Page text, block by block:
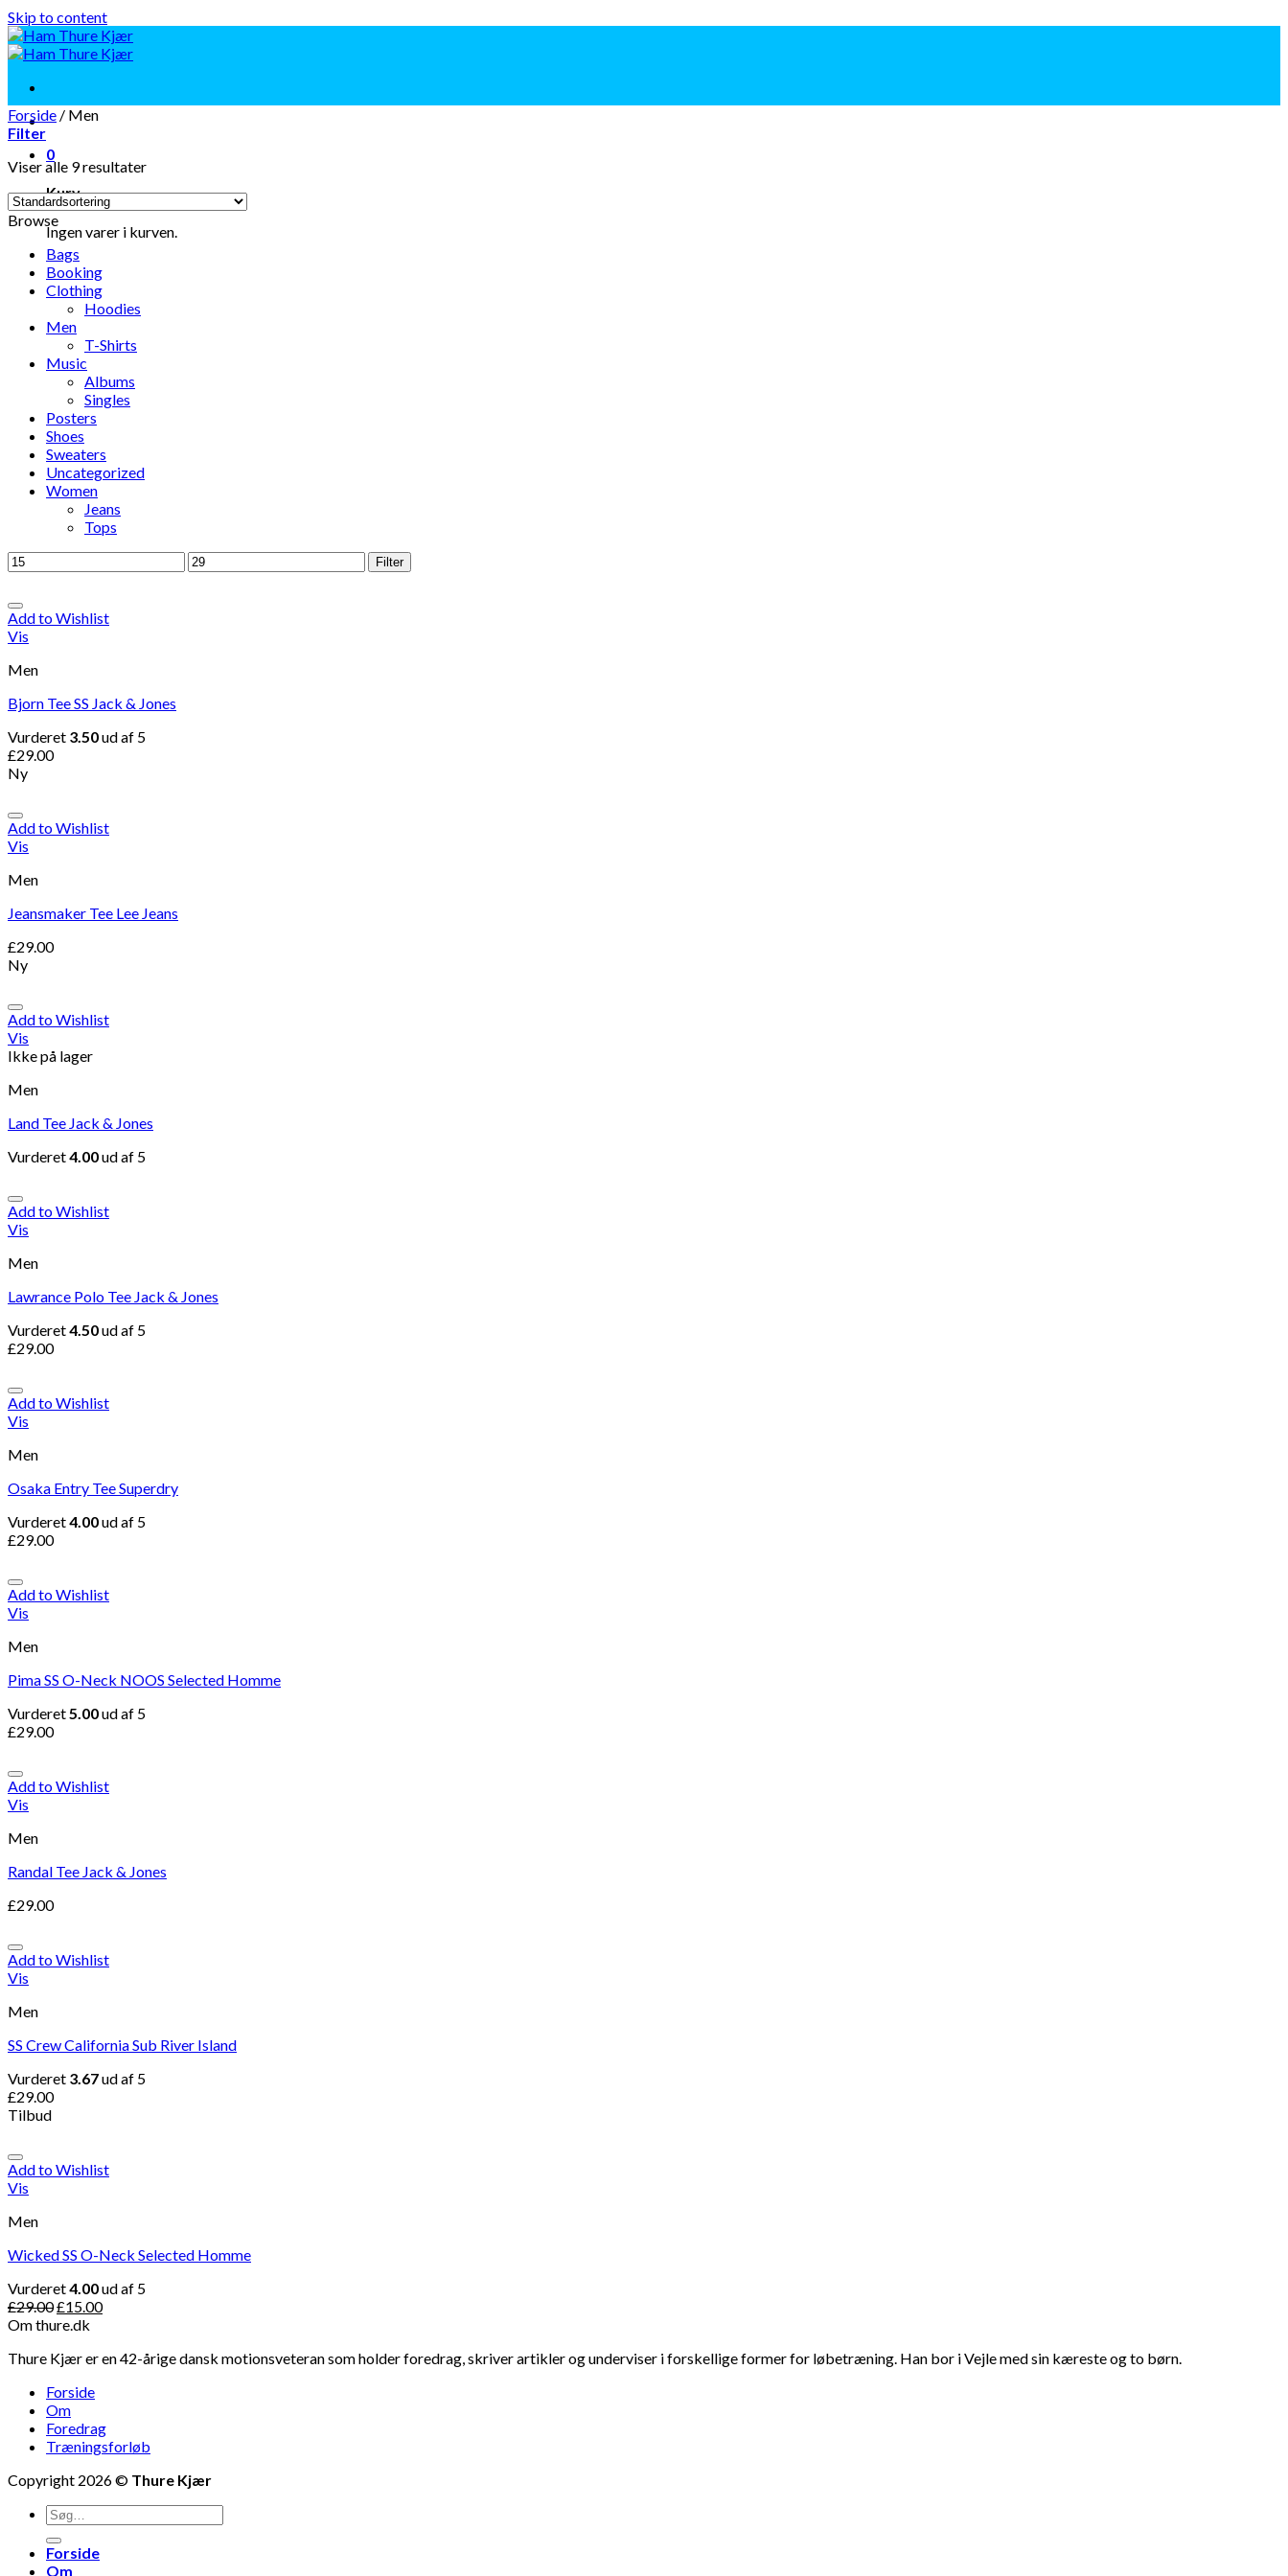
Skip to content
0
Kurv
Ingen varer i kurven.
Forside / Men
Filter
Viser alle 9 resultater
Browse
Bags
Booking
Clothing
Hoodies
Men
T-Shirts
Music
Albums
Singles
Posters
Shoes
Sweaters
Uncategorized
Women
Jeans
Tops
Filter
Add to Wishlist
Vis
Men
Bjorn Tee SS Jack & Jones
Vurderet 3.50ud af 5
£29.00
Ny
Add to Wishlist
Vis
Men
Jeansmaker Tee Lee Jeans
£29.00
Ny
Add to Wishlist
Vis
Ikke på lager
Men
Land Tee Jack & Jones
Vurderet4.00ud af 5
Add to Wishlist
Vis
Men
Lawrance Polo Tee Jack & Jones
Vurderet4.50ud af 5
£29.00
Add to Wishlist
Vis
Men
Osaka Entry Tee Superdry
Vurderet4.00ud af 5
£29.00
Add to Wishlist
Vis
Men
Pima SS O-Neck NOOS Selected Homme
Vurderet5.00ud af 5
£29.00
Add to Wishlist
Vis
Men
Randal Tee Jack & Jones
£29.00
Add to Wishlist
Vis
Men
SS Crew California Sub River Island
Vurderet 3.67ud af 5
£29.00
Tilbud
Add to Wishlist
Vis
Men
Wicked SS O-Neck Selected Homme
Vurderet4.00ud af 5
£29.00£15.00
Om thure.dk
Thure Kjær er en 42-årige dansk motionsveteran som holder foredrag, skriver artikler og underviser i forskellige former for løbetræning. Han bor i Vejle med sin kæreste og to børn.
Forside
Om
Foredrag
Træningsforløb
Copyright 2026 © Thure Kjær
Forside
Om